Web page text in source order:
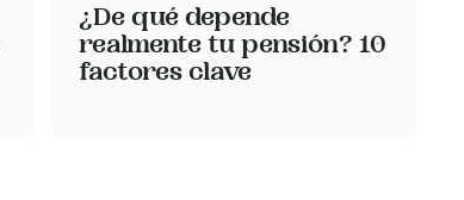
¿De qué depende
realmente tu pensión? 10
factores clave